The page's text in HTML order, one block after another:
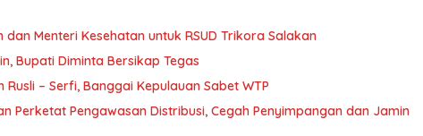
dan Menteri Kesehatan untuk RSUD Trikora Salakan
Bupati Diminta Bersikap Tegas
– Serfi, Banggai Kepulauan Sabet WTP
Perketat Pengawasan Distribusi, Cegah Penyimpangan dan Jamin